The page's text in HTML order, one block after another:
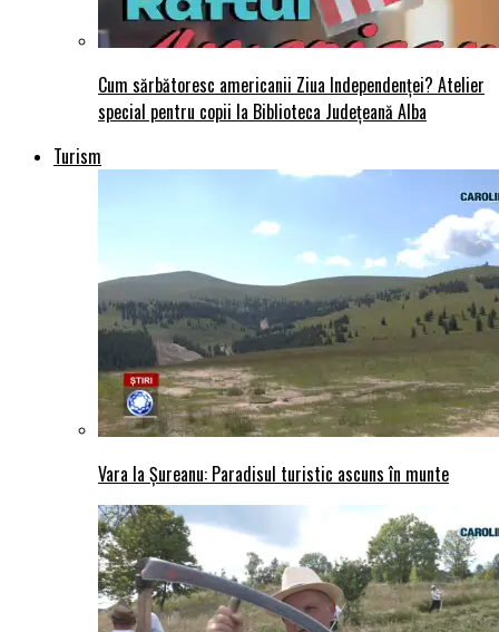
Cum sărbătoresc americanii Ziua Independenței? Atelier
special pentru copii la Biblioteca Județeană Alba
Turism
Vara la Șureanu: Paradisul turistic ascuns în munte